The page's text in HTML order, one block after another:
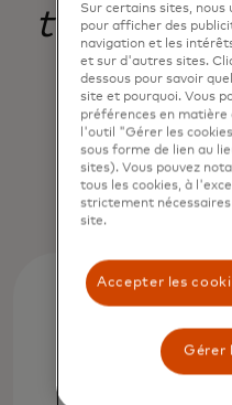
Jorn
Chief Product
Sur certains sites, nous
pour afficher des
navigation et les
et sur d'autres sites.
dessous pour savoir
site et pourquoi. Vous
préférences en
l'outil "Gérer les
sous forme de lien au
sites). Vous pouvez
tous les cookies, à
strictement
site.
Accepter les
Gérer